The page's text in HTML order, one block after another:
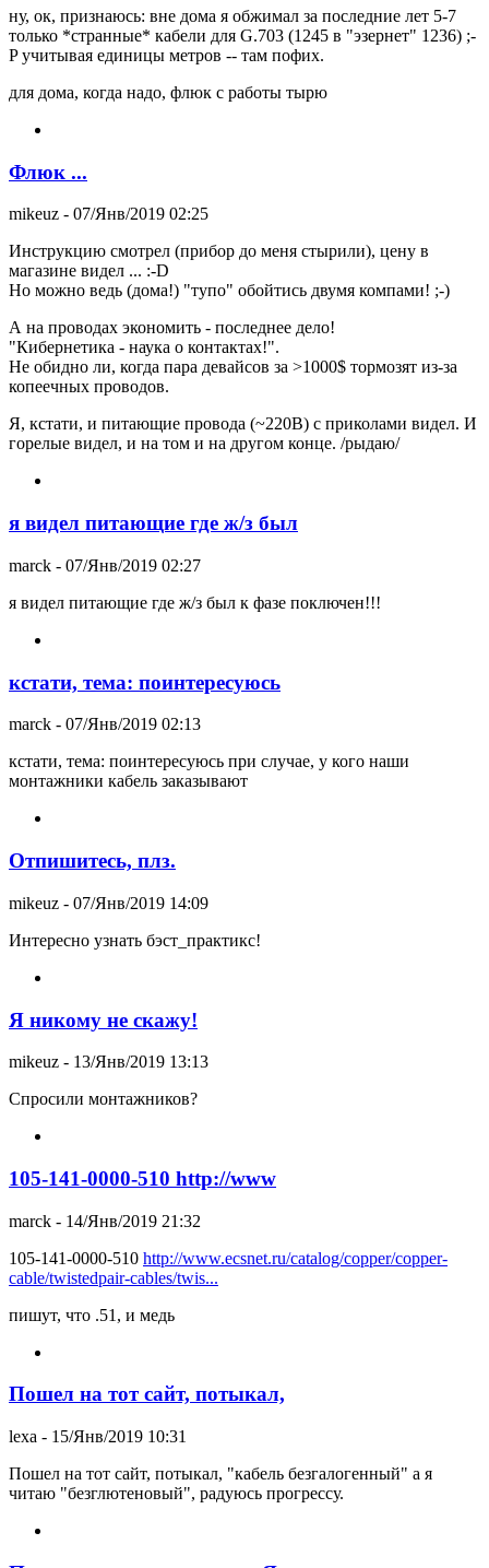
ну, ок, признаюсь: вне дома я обжимал за последние лет 5-7
только *странные* кабели для G.703 (1245 в "эзернет" 1236) ;-
P учитывая единицы метров -- там пофих.
для дома, когда надо, флюк с работы тырю
Флюк ...
mikeuz - 07/Янв/2019 02:25
Инструкцию смотрел (прибор до меня стырили), цену в
магазине видел ... :-D
Но можно ведь (дома!) "тупо" обойтись двумя компами! ;-)
А на проводах экономить - последнее дело!
"Кибернетика - наука о контактах!".
Не обидно ли, когда пара девайсов за >1000$ тормозят из-за
копеечных проводов.
Я, кстати, и питающие провода (~220В) с приколами видел. И
горелые видел, и на том и на другом конце. /рыдаю/
я видел питающие где ж/з был
marck - 07/Янв/2019 02:27
я видел питающие где ж/з был к фазе поключен!!!
кстати, тема: поинтересуюсь
marck - 07/Янв/2019 02:13
кстати, тема: поинтересуюсь при случае, у кого наши
монтажники кабель заказывают
Отпишитесь, плз.
mikeuz - 07/Янв/2019 14:09
Интересно узнать бэст_практикс!
Я никому не скажу!
mikeuz - 13/Янв/2019 13:13
Спросили монтажников?
105-141-0000-510 http://www
marck - 14/Янв/2019 21:32
105-141-0000-510 http://www.ecsnet.ru/catalog/copper/copper-
cable/twistedpair-cables/twis...
пишут, что .51, и медь
Пошел на тот сайт, потыкал,
lexa - 15/Янв/2019 10:31
Пошел на тот сайт, потыкал, "кабель безгалогенный" а я
читаю "безглютеновый", радуюсь прогрессу.